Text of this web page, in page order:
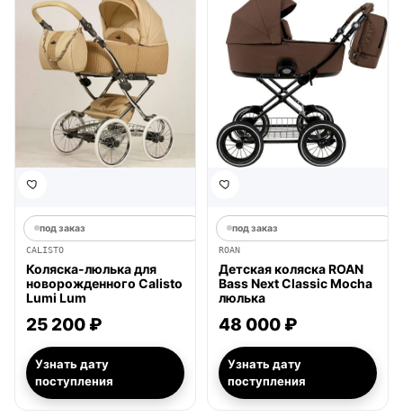
под заказ
CALISTO
Коляска-люлька для
новорожденного Calisto
Lumi Lum
25 200 ₽
Узнать дату
поступления
под заказ
ROAN
Детская коляска ROAN
Bass Next Classic Mocha
люлька
48 000 ₽
Узнать дату
поступления